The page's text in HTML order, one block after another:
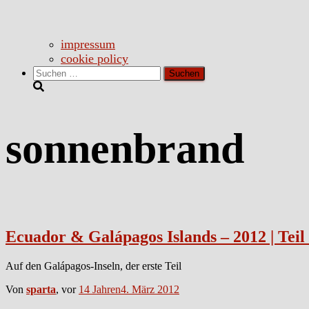
impressum
cookie policy
Suchen
nach:
sonnenbrand
Ecuador & Galápagos Islands – 2012 | Teil
Auf den Galápagos-Inseln, der erste Teil
Von sparta, vor 14 Jahren4. März 2012